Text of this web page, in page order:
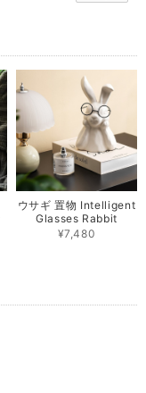
ウサギ 置物 Intelligent
Glasses Rabbit
¥7,480